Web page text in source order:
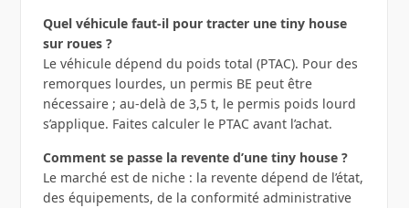
Quel véhicule faut‑il pour tracter une tiny house
sur roues ?
Le véhicule dépend du poids total (PTAC). Pour des
remorques lourdes, un permis BE peut être
nécessaire ; au‑delà de 3,5 t, le permis poids lourd
s’applique. Faites calculer le PTAC avant l’achat.
Comment se passe la revente d’une tiny house ?
Le marché est de niche : la revente dépend de l’état,
des équipements, de la conformité administrative